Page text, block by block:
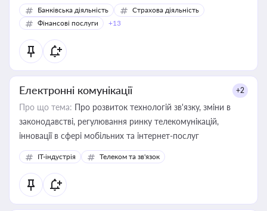
Банківська діяльність
Страхова діяльність
Фінансові послуги
+13
Електронні комунікації +2
Про що тема: Про розвиток технологій зв'язку, зміни в
законодавстві, регулювання ринку телекомунікацій,
інновації в сфері мобільних та інтернет-послуг
IT-індустрія Телеком та зв'язок